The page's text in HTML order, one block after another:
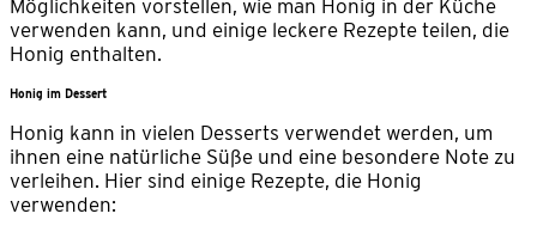
Möglichkeiten vorstellen, wie man Honig in der Küche
verwenden kann, und einige leckere Rezepte teilen, die
Honig enthalten.
Honig im Dessert
Honig kann in vielen Desserts verwendet werden, um
ihnen eine natürliche Süße und eine besondere Note zu
verleihen. Hier sind einige Rezepte, die Honig
verwenden: